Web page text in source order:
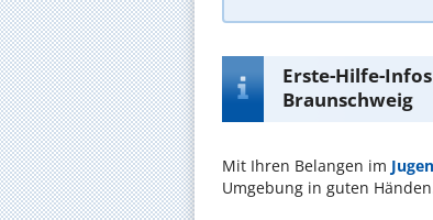
Erste-Hilfe-
Braunschweig
Mit Ihren Belangen im
Umgebung in guten